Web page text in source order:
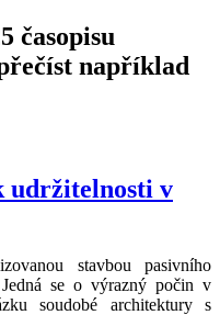
časopisu
například
udržitelnosti v
stavbou pasivního
se o výrazný počin v
soudobé architektury s